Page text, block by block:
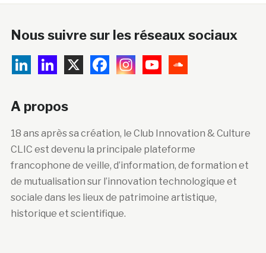
Nous suivre sur les réseaux sociaux
A propos
18 ans après sa création, le Club Innovation & Culture
CLIC est devenu la principale plateforme
francophone de veille, d’information, de formation et
de mutualisation sur l’innovation technologique et
sociale dans les lieux de patrimoine artistique,
historique et scientifique.